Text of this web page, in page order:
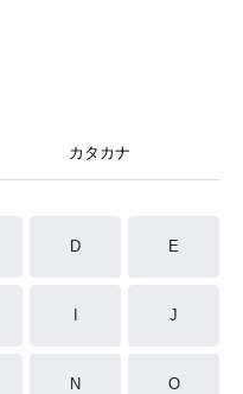
カタカナ
D E
J
N O